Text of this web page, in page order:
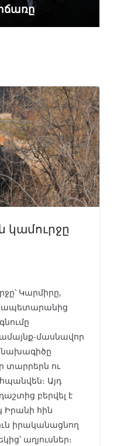
Կարմիրը,
մասնավոր
նախագիծը
տարրերն ու
Այդ
բերվել է
Իրանի հին
իրականացնող
աղյուսներ։